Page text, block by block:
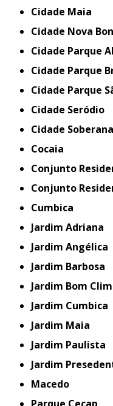
Cidade Maia
Cidade Nova
Cidade Parque
Cidade Parque
Cidade Parque
Cidade Seródio
Cidade Soberana
Cocaia
Conjunto
Conjunto
Cumbica
Jardim Adriana
Jardim Angélica
Jardim Barbosa
Jardim Bom
Jardim Cumbica
Jardim Maia
Jardim Paulista
Jardim
Macedo